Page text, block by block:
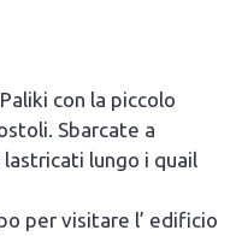
con la piccolo
Sbarcate a
lungo i quail
per visitare l’ edificio